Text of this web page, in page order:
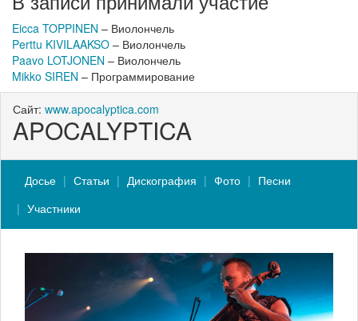
Eicca TOPPINEN – Виолончель
Perttu KIVILAAKSO – Виолончель
Paavo LOTJONEN – Виолончель
Mikko SIREN – Программирование
Сайт: www.apocalyptica.com
APOCALYPTICA
Досье Статьи Дискография Фото
Песни
Участники